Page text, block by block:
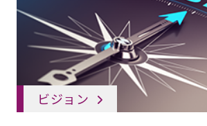
ビジョン